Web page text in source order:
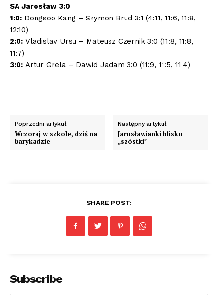
SA Jarosław 3:0
1:0: Dongsoo Kang – Szymon Brud 3:1 (4:11, 11:6, 11:8,
12:10)
2:0: Vladislav Ursu – Mateusz Czernik 3:0 (11:8, 11:8,
11:7)
3:0: Artur Grela – Dawid Jadam 3:0 (11:9, 11:5, 11:4)
Poprzedni artykuł
Wczoraj w szkole, dziś na
barykadzie
Następny artykuł
Jarosławianki blisko
„szóstki”
SHARE POST:
Subscribe